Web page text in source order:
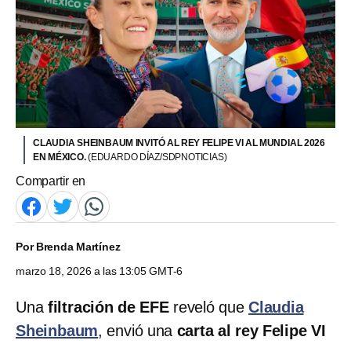
CLAUDIA SHEINBAUM INVITÓ AL REY FELIPE VI AL MUNDIAL 2026
EN MÉXICO.(EDUARDO DÍAZ/SDPNOTICIAS)
Compartir en
PorBrenda Martínez
marzo 18, 2026 a las 13:05 GMT-6
Una filtración de EFEreveló queClaudia
Sheinbaum, envió una carta al rey Felipe VI